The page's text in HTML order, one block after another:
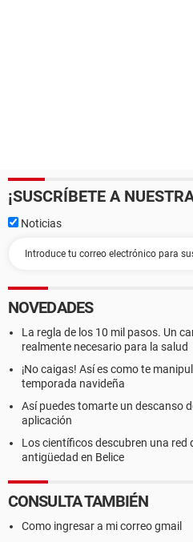
¡SUSCRÍBETE A
Noticias
NOVEDADES
La regla de los 10 mil pasos. Un
realmente necesario para la salud
¡No caigas! Así es como te
temporada navideña
Así puedes tomarte un descanso
aplicación
Los científicos descubren una red
antigüedad en Belice
CONSULTA TAMBIÉN
Como ingresar a mi correo gmail